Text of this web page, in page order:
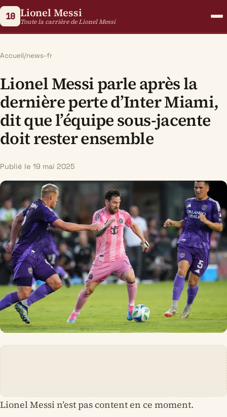
10 Lionel Messi
Toute la carrière de Lionel Messi
Accueil/news-fr
Lionel Messi parle après la
dernière perte d’Inter Miami,
dit que l’équipe sous-jacente
doit rester ensemble
Publié le 19 mai 2025
Lionel Messi n’est pas content en ce moment.